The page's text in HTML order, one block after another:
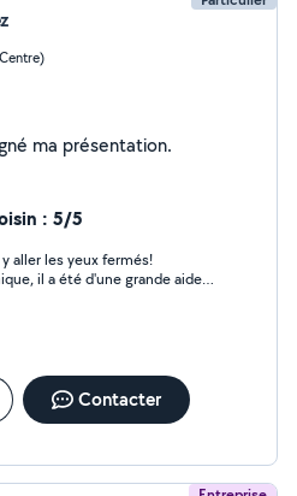
Je n'ai pas encore renseigné ma présentation.
: 5/5
aller les yeux fermés!
il a été d'une grande aide
Contacter